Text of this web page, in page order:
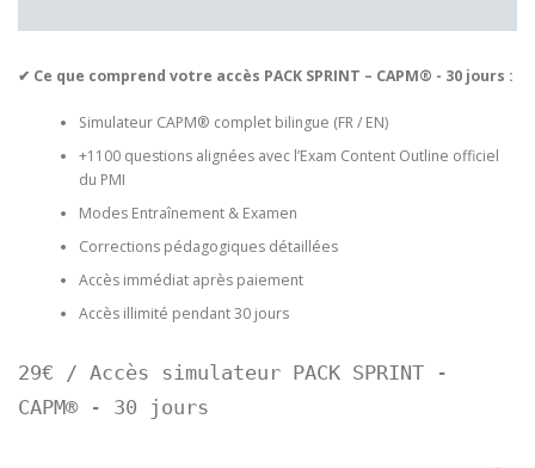
✔ Ce que comprend votre accès PACK SPRINT – CAPM® - 30 jours :
Simulateur CAPM® complet bilingue (FR / EN)
+1100 questions alignées avec l’Exam Content Outline officiel
du PMI
Modes Entraînement & Examen
Corrections pédagogiques détaillées
Accès immédiat après paiement
Accès illimité pendant 30 jours
29€ / Accès simulateur PACK SPRINT -
CAPM® - 30 jours